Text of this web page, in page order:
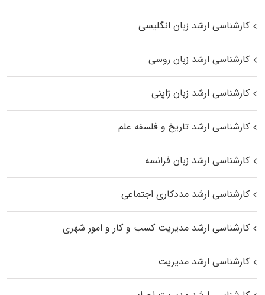
کارشناسی ارشد زبان انگلیسی
کارشناسی ارشد زبان روسی
کارشناسی ارشد زبان ژاپنی
کارشناسی ارشد تاریخ و فلسفه علم
کارشناسی ارشد زبان فرانسه
کارشناسی ارشد مددکاری اجتماعی
کارشناسی ارشد مدیریت کسب و کار و امور شهری
کارشناسی ارشد مدیریت